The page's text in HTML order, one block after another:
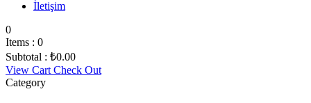
İletişim
0
Items : 0
Subtotal : ₺0.00
View Cart Check Out
Category